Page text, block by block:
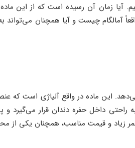
آیا زمان آن رسیده است که از این
آمالگام چیست و آیا همچنان
این ماده در واقع آلیاژی است که
داخل حفره دندان قرار می‌گیرد
زیاد و قیمت مناسب، همچنان یکی از